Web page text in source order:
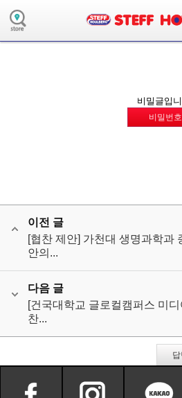
( 사용자모드:user / 장치:m / 언어:ko / 앱
비밀글입
비밀번호
이전 글
[협찬 제안] 가천대 생명과학과
안의...
다음 글
[건국대학교 글로컬캠퍼스 미
찬...